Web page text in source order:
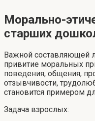
Морально-
старших
Важной составляющей
привитие моральных
поведения, общения,
отзывчивости,
становится примером
Задача взрослых: